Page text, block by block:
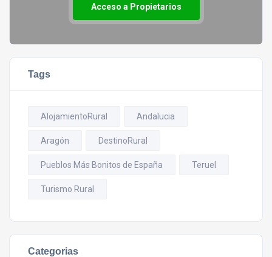
Acceso a Propietarios
Tags
AlojamientoRural Andalucia
Aragón DestinoRural
Pueblos Más Bonitos de España Teruel
Turismo Rural
Categorias